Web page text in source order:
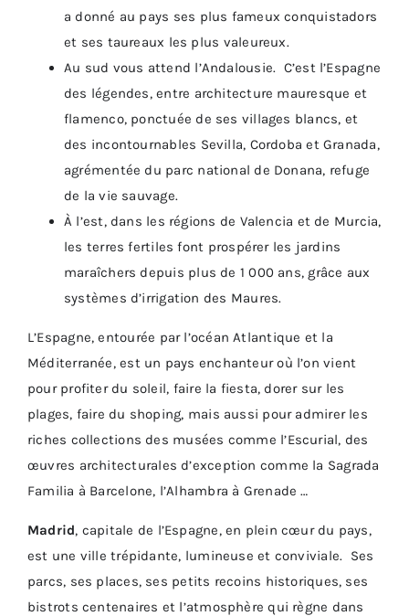
a donné au pays ses plus fameux conquistadors
et ses taureaux les plus valeureux.
Au sud vous attend l’Andalousie. C’est l’Espagne
des légendes, entre architecture mauresque et
flamenco, ponctuée de ses villages blancs, et
des incontournables Sevilla, Cordoba et Granada,
agrémentée du parc national de Donana, refuge
de la vie sauvage.
À l’est, dans les régions de Valencia et de Murcia,
les terres fertiles font prospérer les jardins
maraîchers depuis plus de 1 000 ans, grâce aux
systèmes d’irrigation des Maures.
L’Espagne, entourée par l’océan Atlantique et la
Méditerranée, est un pays enchanteur où l’on vient
pour profiter du soleil, faire la fiesta, dorer sur les
plages, faire du shoping, mais aussi pour admirer les
riches collections des musées comme l’Escurial, des
œuvres architecturales d’exception comme la Sagrada
Familia à Barcelone, l’Alhambra à Grenade …
Madrid, capitale de l’Espagne, en plein cœur du pays,
est une ville trépidante, lumineuse et conviviale. Ses
parcs, ses places, ses petits recoins historiques, ses
bistrots centenaires et l’atmosphère qui règne dans